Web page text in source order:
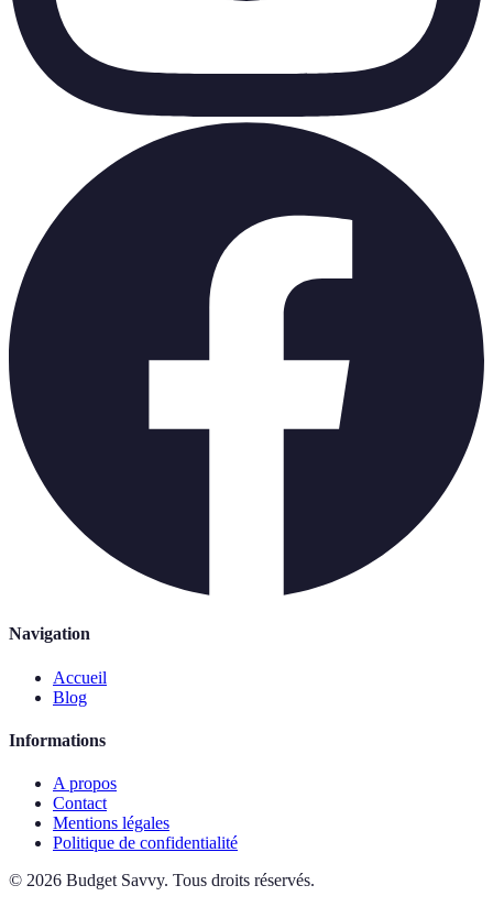
Navigation
Accueil
Blog
Informations
A propos
Contact
Mentions légales
Politique de confidentialité
© 2026 Budget Savvy. Tous droits réservés.